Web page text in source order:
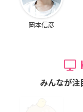
岡本信彦
みんなが注